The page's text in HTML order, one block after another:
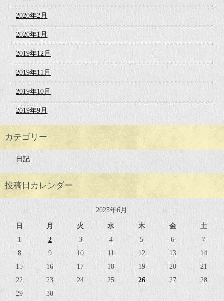
2020年2月
2020年1月
2019年12月
2019年11月
2019年10月
2019年9月
カテゴリー
日記
投稿日カレンダー
2025年6月
日 月 火 水 木 金
土
1
2 3 4 5 6
7
8
9 10 11 12 13
14
15
16 17 18 19 20
21
22
23 24 25 26 27
28
29
30